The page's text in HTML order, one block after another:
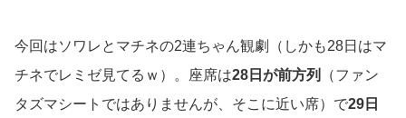
今回はソワレとマチネの2連ちゃん観劇（しかも28日はマ
チネでレミゼ見てるｗ）。座席は28日が前方列
（ファン
タズマシートではありませんが、そこに近い席）で29日